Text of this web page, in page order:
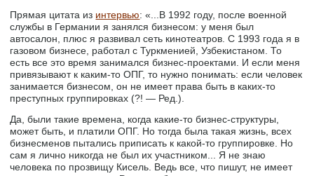
Прямая цитата из интервью: «...В 1992 году, после военной
службы в Германии я занялся бизнесом: у меня был
автосалон, плюс я развивал сеть кинотеатров. С 1993 года я в
газовом бизнесе, работал с Туркменией, Узбекистаном. То
есть все это время занимался бизнес-проектами. И если меня
привязывают к каким-то ОПГ, то нужно понимать: если человек
занимается бизнесом, он не имеет права быть в каких-то
преступных группировках (?! — Ред.).
Да, были такие времена, когда какие-то бизнес-структуры,
может быть, и платили ОПГ. Но тогда была такая жизнь, всех
бизнесменов пытались приписать к какой-то группировке. Но
сам я лично никогда не был их участником... Я не знаю
человека по прозвищу Кисель. Ведь все, что пишут, не имеет